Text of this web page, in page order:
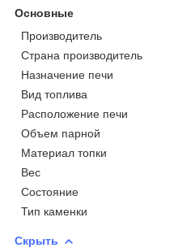
Основные
Производитель
Страна производитель
Назначение печи
Вид топлива
Расположение печи
Объем парной
Материал топки
Вес
Состояние
Тип каменки
Скрыть